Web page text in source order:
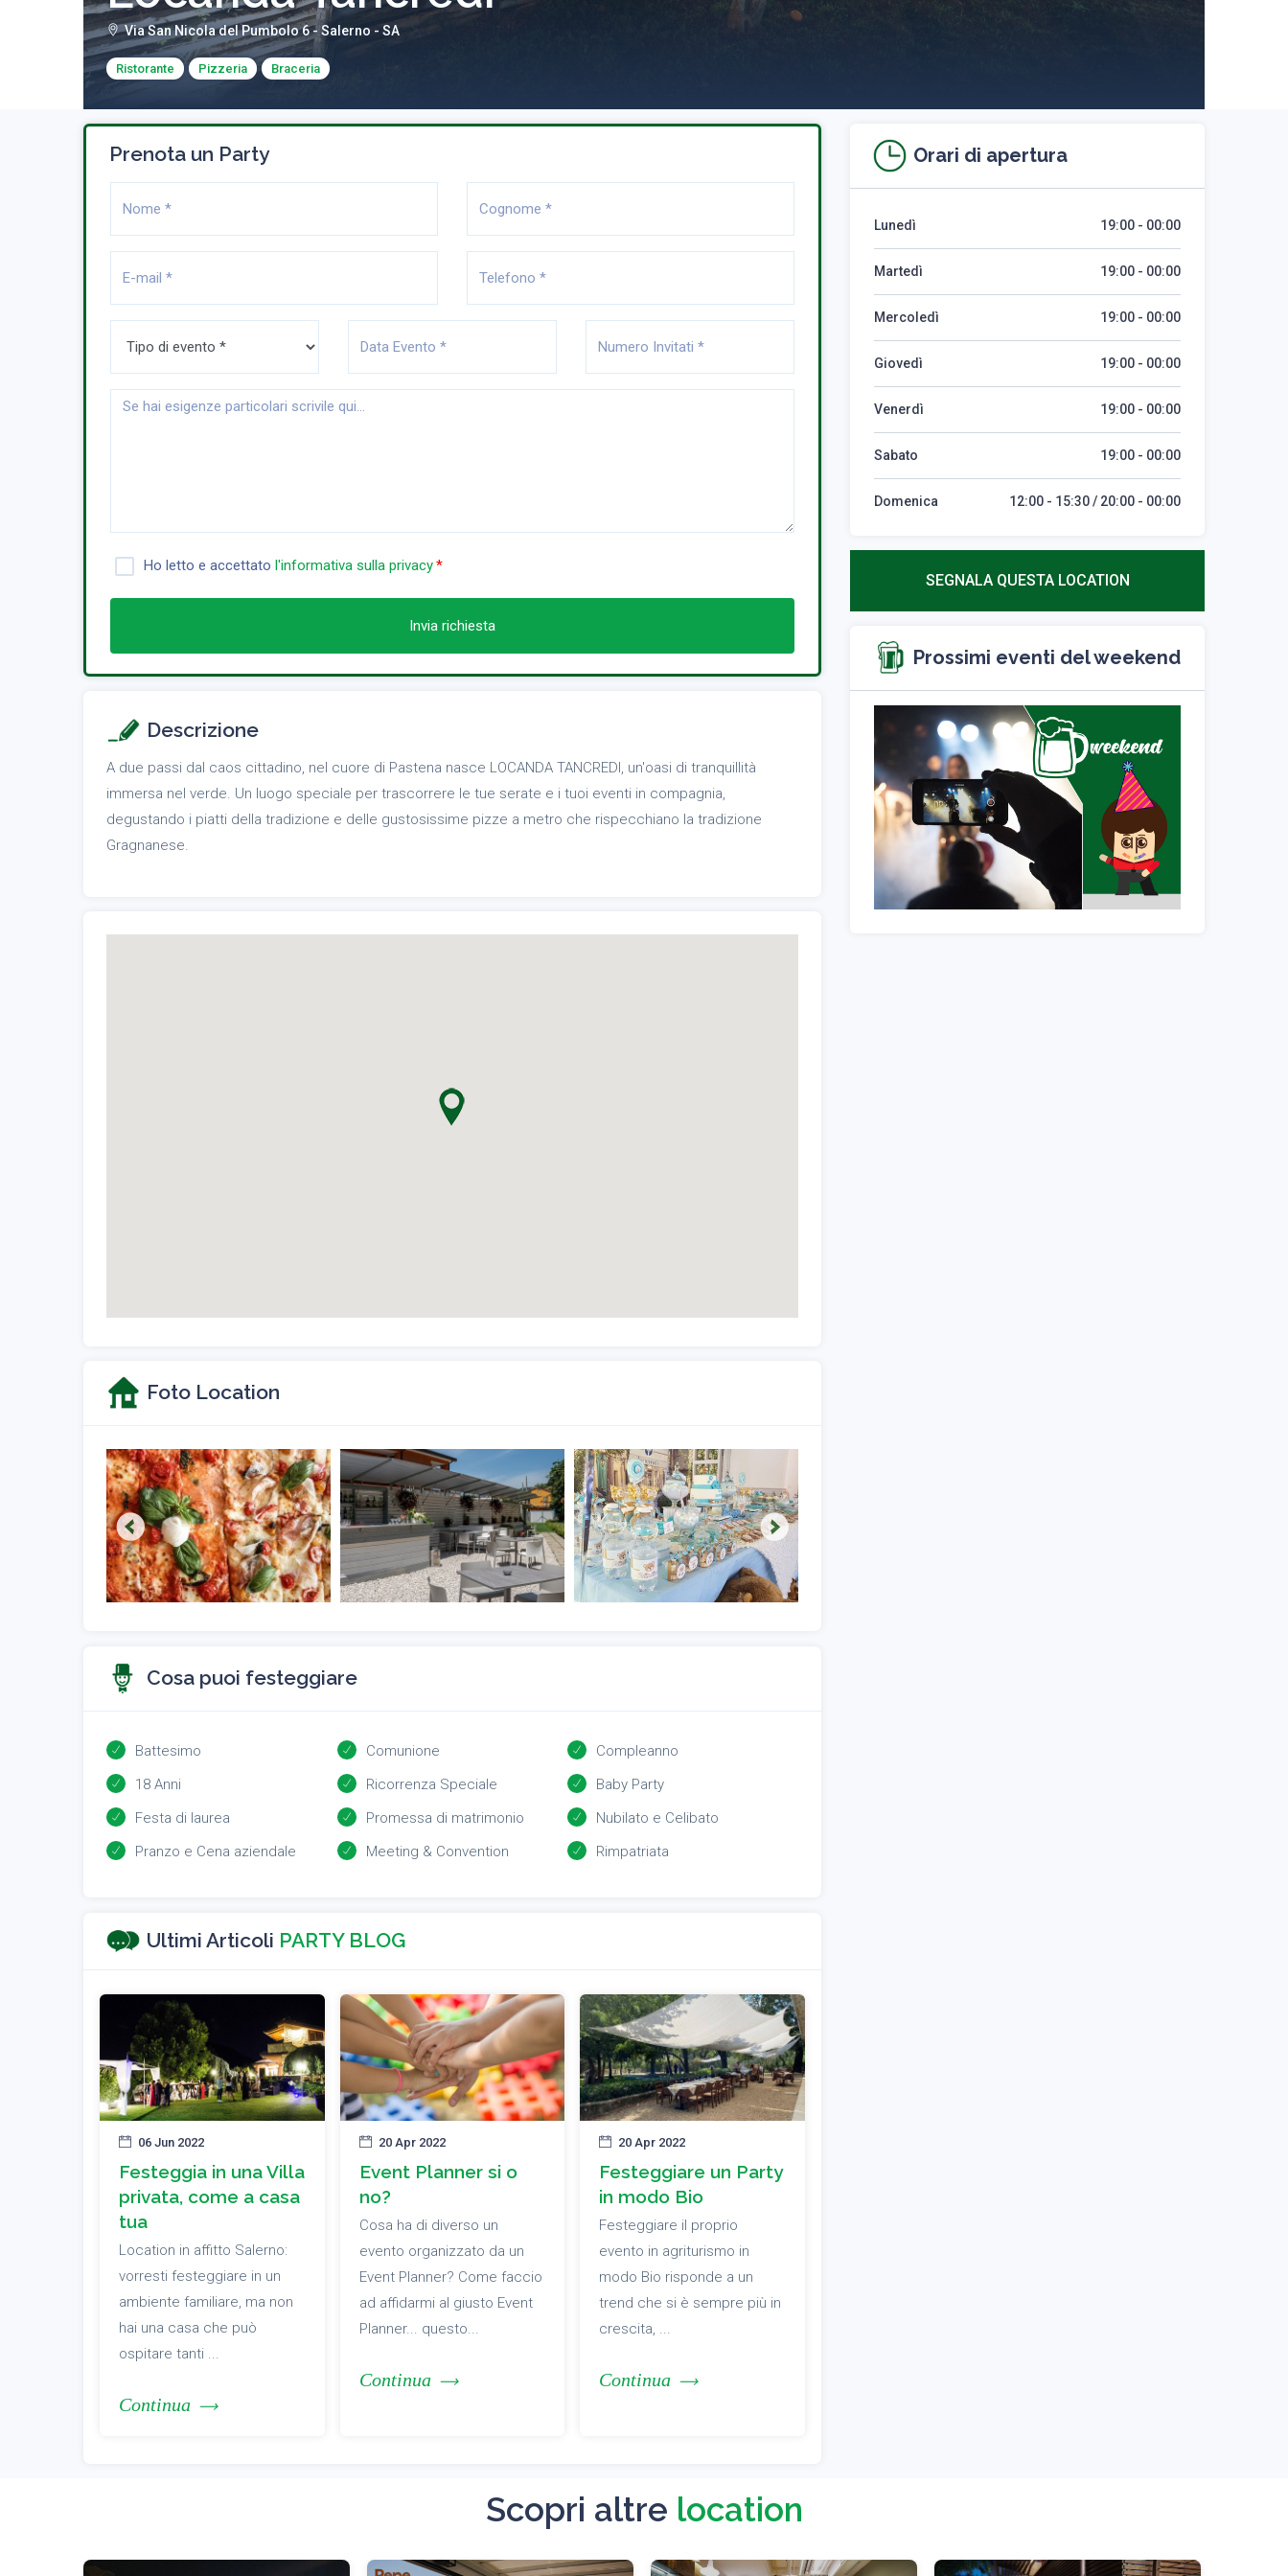
Via San Nicola del Pumbolo 6 - Salerno - SA
Ristorante Pizzeria Braceria
Prenota un Party
Ho letto e accettato l'informativa sulla privacy
Invia richiesta
Descrizione
A due passi dal caos cittadino, nel cuore di Pastena nasce LOCANDA TANCREDI, un'oasi di tranquillità
immersa nel verde. Un luogo speciale per trascorrere le tue serate e i tuoi eventi in compagnia,
degustando i piatti della tradizione e delle gustosissime pizze a metro che rispecchiano la tradizione
Gragnanese.
Foto Location
Cosa puoi festeggiare
Battesimo Comunione
Compleanno
18 Anni
Ricorrenza Speciale
Baby Party
Festa di laurea
Promessa di matrimonio
Nubilato e Celibato
Pranzo e Cena aziendale
Meeting & Convention Rimpatriata
Ultimi Articoli PARTY BLOG
06 Jun 2022
Festeggia in una Villa
privata, come a casa
tua
Location in affitto Salerno:
vorresti festeggiare in un
ambiente familiare, ma non
hai una casa che può
ospitare tanti ...
Continua
20 Apr 2022
Event Planner si o
no?
Cosa ha di diverso un
evento organizzato da un
Event Planner? Come faccio
ad affidarmi al giusto Event
Planner... questo...
Continua
20 Apr 2022
Festeggiare un Party
in modo Bio
Festeggiare il proprio
evento in agriturismo in
modo Bio risponde a un
trend che si è sempre più in
crescita, ...
Continua
Orari di apertura
Lunedì 19:00 - 00:00
Martedì 19:00 - 00:00
Mercoledì 19:00 - 00:00
Giovedì 19:00 - 00:00
Venerdì 19:00 - 00:00
Sabato 19:00 - 00:00
Domenica 12:00 - 15:30 / 20:00 - 00:00
SEGNALA QUESTA LOCATION
Prossimi eventi del weekend
Scopri altre location